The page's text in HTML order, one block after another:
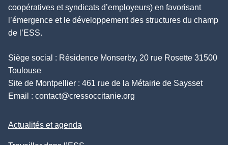
coopératives et syndicats d’employeurs) en favorisant
l’émergence et le développement des structures du champ
de l’ESS.
Siège social : Résidence Monserby, 20 rue Rosette 31500
Toulouse
Site de Montpellier : 461 rue de la Métairie de Saysset
Email : contact@cressoccitanie.org
Actualités et agenda